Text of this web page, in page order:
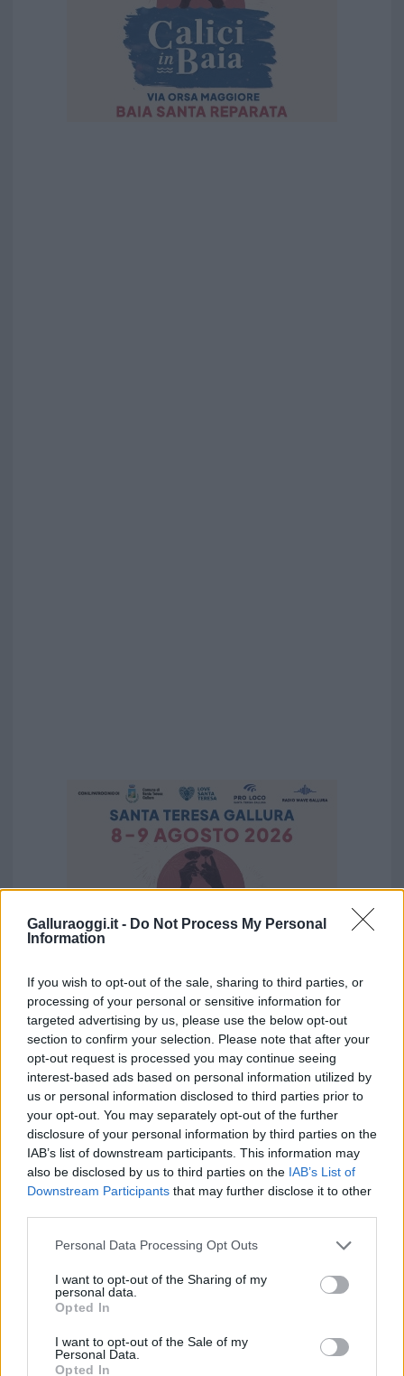
Galluraoggi.it - Do Not Process My Personal
Information
If you wish to opt-out of the sale, sharing to third parties, or
processing of your personal or sensitive information for
targeted advertising by us, please use the below opt-out
section to confirm your selection. Please note that after your
opt-out request is processed you may continue seeing
interest-based ads based on personal information utilized by
us or personal information disclosed to third parties prior to
your opt-out. You may separately opt-out of the further
disclosure of your personal information by third parties on the
IAB’s list of downstream participants. This information may
also be disclosed by us to third parties on the IAB’s List of
Downstream Participants that may further disclose it to other
Please note that this website/app uses one or more Google
not limited to your visit or usage behaviour. You may click to
grant or deny consent to Google and its third-party tags to
use your data for below specified purposes in below Google
consent section.
Personal Data Processing Opt Outs
I want to opt-out of the Sharing of my
personal data.
Opted In
I want to opt-out of the Sale of my
Personal Data.
Opted In
Vuoi rimuovere le pubblicità nazionali?
Puoi abbonarti asoli € 1,10 al mese
cliccandoqui
Sei già abbonato?
Puoi effettuare l'accesso andando nella
sezione Logindal menù del sito o
TEMI: Notizie Olbia
Paolo Masala
Paolo Masala Collage